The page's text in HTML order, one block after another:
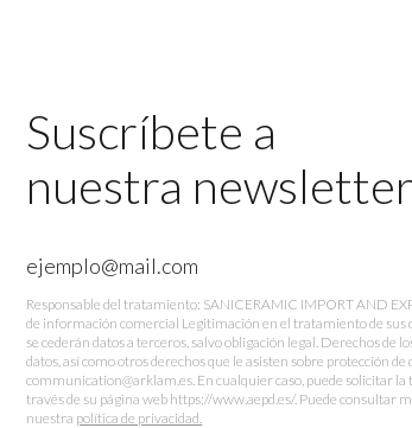
Suscríbete a
nuestra newsletter
Responsable del tratamiento: SANICERAMIC IMPORT AND
de información comercial Legitimación en el tratamiento de
se cederán datos a terceros, salvo obligación legal. Derechos de
datos, así como otros derechos que le asisten sobre protección
communication@arklam.es. En cualquier caso, puede solicitar
través de su página web https://www.aepd.es/. Puede consultar
nuestra política de privacidad.